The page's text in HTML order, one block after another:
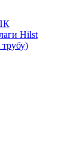
Hilst